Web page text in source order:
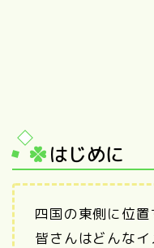
はじめに
四国の東側に位置
皆さんはどんな